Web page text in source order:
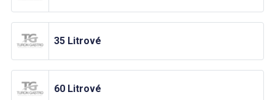
35 Litrové
60 Litrové